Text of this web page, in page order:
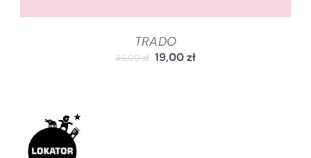
TRADO
36,00zł 19,00zł